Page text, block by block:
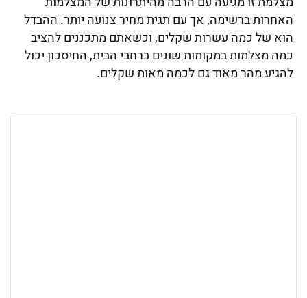
האחרות ברשימה, אך עם תגית מחיר צנועה יותר. ההבדל
הוא של כמה עשרות שקלים, וכשאתם מתכננים להציב
כמה מצלמות במקומות שונים ברחבי הבית, החיסכון יכול
להגיע מהר מאוד גם לכמה מאות שקלים.